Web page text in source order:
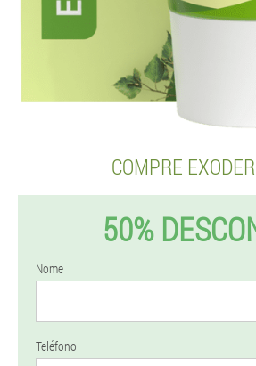
COMPRE
50%
Nome
Teléfono